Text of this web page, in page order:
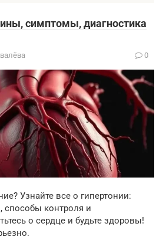
симптомы, диагностика
0
Узнайте все о гипертонии:
контроля и
о сердце и будьте здоровы!